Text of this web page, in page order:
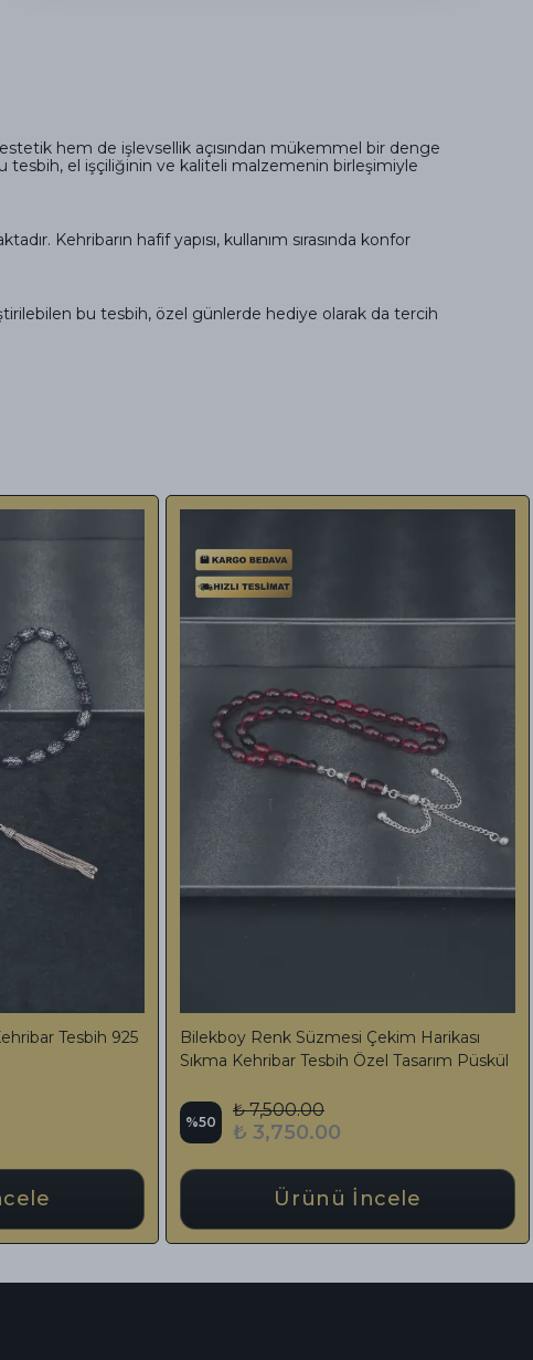
hem de işlevsellik açısından mükemmel bir denge
tesbih, el işçiliğinin ve kaliteli malzemenin birleşimiyle
Kehribarın hafif yapısı, kullanım sırasında konfor
bu tesbih, özel günlerde hediye olarak da tercih
Set 24K Altın Parçacıklı
Jewerly Series Daimound
Ürünü İncele
Premium İşlemeli Katalin Tesbih
Bozkurt Figürlü Özel Tasarım
%17 ₺ 13,840.00
Ürünü İncele